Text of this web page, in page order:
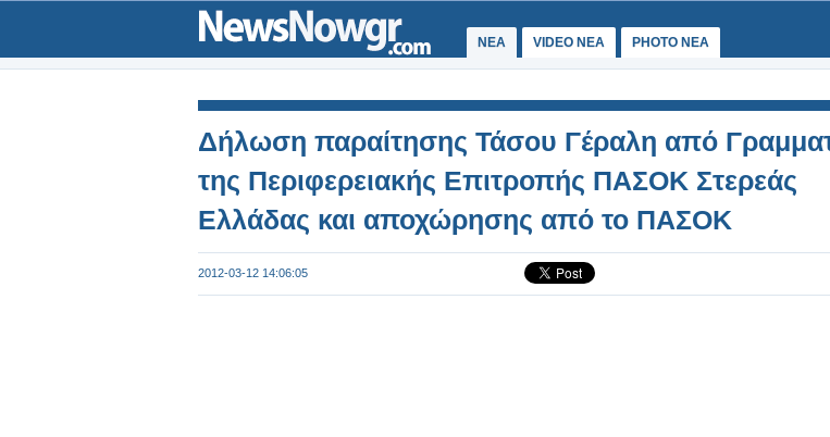
ΝΕΑ VIDEO NEA PHOTO NEA
Δήλωση παραίτησης Τάσου Γέραλη από
της Περιφερειακής Επιτροπής ΠΑΣΟΚ Στερεάς
Ελλάδας και αποχώρησης από το ΠΑΣΟΚ
2012-03-12 14:06:05